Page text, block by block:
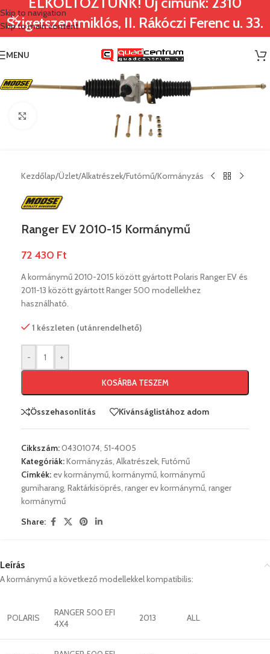
Skip to navigation
Skip to main content
Szigetszentmiklós, II. Rákóczi Ferenc u. 33.
MENU
Kezdőlap/Üzlet/Alkatrészek/Futómű/Kormányzás
Ranger EV 2010-15 Kormánymű
72 430 Ft
A kormánymű 2010-2015 között gyártott Polaris Ranger EV és
2011-13 között gyártott Ranger 500 modellekhez
használható.
1 készleten (utánrendelhető)
- +
KOSÁRBA TESZEM
Összehasonlítás Kívánságlistához adom
Cikkszám:04301074, 51-4005
Kategóriák:Kormányzás, Alkatrészek, Futómű
Címkék: ev kormánymű, kormánymű, kormánymű
gumiharang, Raktárkisöprés, ranger ev kormánymű, ranger
kormánymű
Share:
Leírás
A kormánymű a következő modellekkel kompatibilis:
POLARIS
RANGER 500 EFI
4X4
2013 ALL